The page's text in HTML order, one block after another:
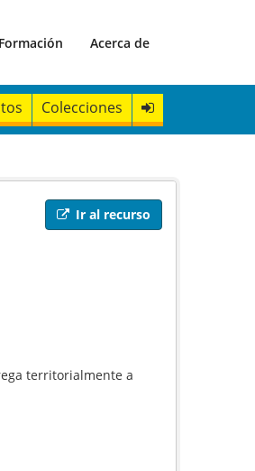
Formación Acerca de
Colecciones
Ir al recurso
territorialmente a